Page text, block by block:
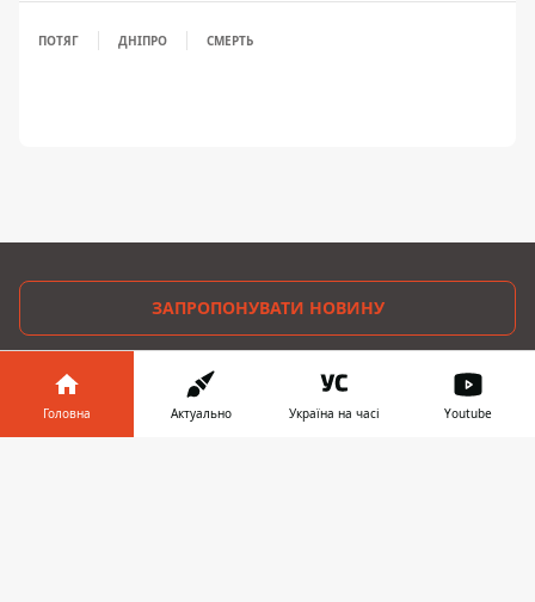
ПОТЯГ ДНІПРО СМЕРТЬ
ЗАПРОПОНУВАТИ НОВИНУ
Дніпро
Головна Актуально Україна на часі Youtube